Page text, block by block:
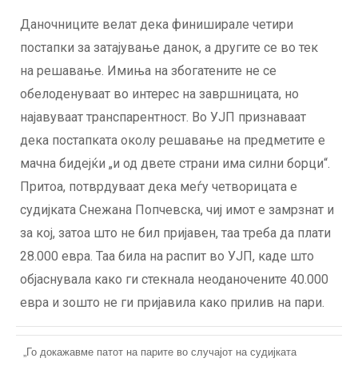
Даночниците велат дека финиширале четири
постапки за затајување данок, а другите се во тек
на решавање. Имиња на збогатените не се
обелоденуваат во интерес на завршницата, но
најавуваат транспарентност. Во УЈП признаваат
дека постапката околу решавање на предметите е
мачна бидејќи „и од двете страни има силни борци“.
Притоа, потврдуваат дека меѓу четворицата е
судијката Снежана Попчевска, чиј имот е замрзнат и
за кој, затоа што не бил пријавен, таа треба да плати
28.000 евра. Таа била на распит во УЈП, каде што
објаснувала како ги стекнала неоданочените 40.000
евра и зошто не ги пријавила како прилив на пари.
„Го докажавме патот на парите во случајот на судијката